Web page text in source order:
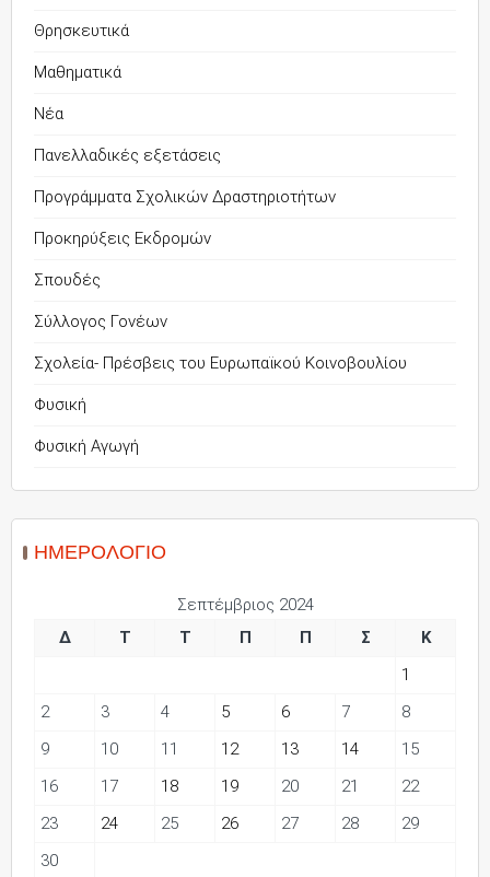
Θρησκευτικά
Μαθηματικά
Νέα
Πανελλαδικές εξετάσεις
Προγράμματα Σχολικών Δραστηριοτήτων
Προκηρύξεις Εκδρομών
Σπουδές
Σύλλογος Γονέων
Σχολεία- Πρέσβεις του Ευρωπαϊκού Κοινοβουλίου
Φυσική
Φυσική Αγωγή
ΗΜΕΡΟΛΌΓΙΟ
Σεπτέμβριος 2024
Δ
Τ Τ Π Π Σ
Κ
1
2
3 4 5 6 7
8
9
10 11 12 13 14
15
16
17 18 19 20 21
22
23
24 25 26 27 28
29
30